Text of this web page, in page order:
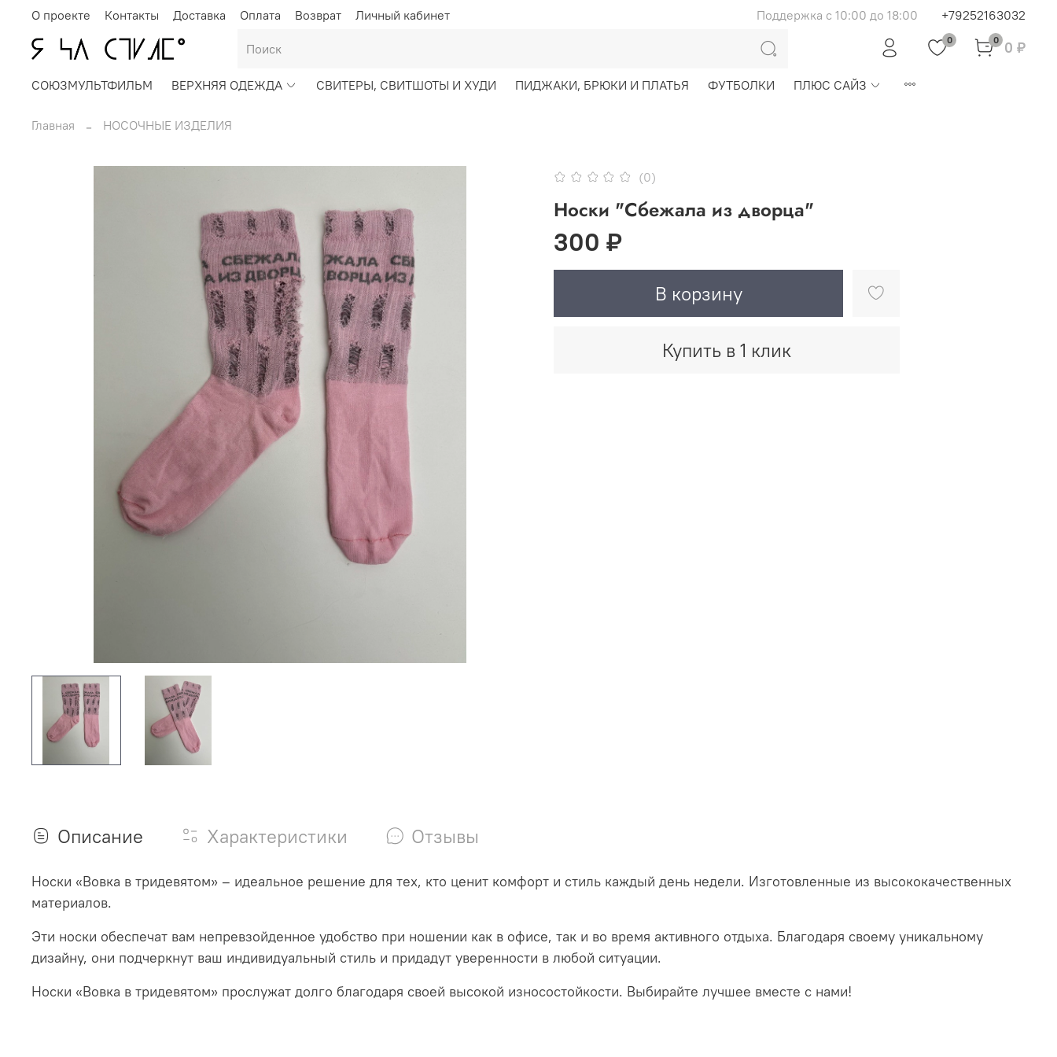
О проекте Контакты Доставка Оплата Возврат Личный кабинет Поддержка с 10:00 до 18:00 +79252163032
0 0 0 ₽
СОЮЗМУЛЬТФИЛЬМ ВЕРХНЯЯ ОДЕЖДА СВИТЕРЫ, СВИТШОТЫ И ХУДИ ПИДЖАКИ, БРЮКИ И ПЛАТЬЯ ФУТБОЛКИ ПЛЮС САЙЗ
Главная НОСОЧНЫЕ ИЗДЕЛИЯ
(0)
Носки "Сбежала из дворца"
300 ₽
В корзину
Купить в 1 клик
Описание Характеристики Отзывы
Носки «Вовка в тридевятом» – идеальное решение для тех, кто ценит комфорт и стиль каждый день недели. Изготовленные из высококачественных
материалов.
Эти носки обеспечат вам непревзойденное удобство при ношении как в офисе, так и во время активного отдыха. Благодаря своему уникальному
дизайну, они подчеркнут ваш индивидуальный стиль и придадут уверенности в любой ситуации.
Носки «Вовка в тридевятом» прослужат долго благодаря своей высокой износостойкости. Выбирайте лучшее вместе с нами!